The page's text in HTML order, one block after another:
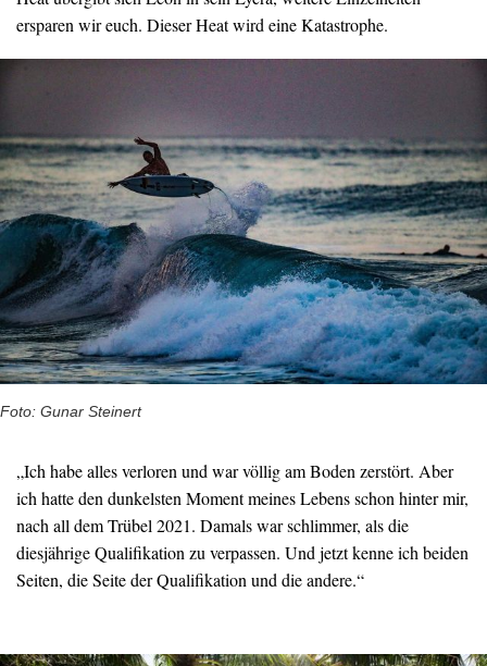
ersparen wir euch. Dieser Heat wird eine Katastrophe.
Foto: Gunar Steinert
„Ich habe alles verloren und war völlig am Boden zerstört. Aber
ich hatte den dunkelsten Moment meines Lebens schon hinter mir,
nach all dem Trübel 2021. Damals war schlimmer, als die
diesjährige Qualifikation zu verpassen. Und jetzt kenne ich beiden
Seiten, die Seite der Qualifikation und die andere.“